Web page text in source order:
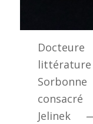
Jelinek —